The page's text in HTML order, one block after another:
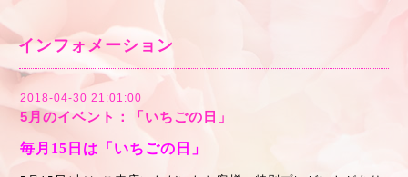
インフォメーション
2018-04-30 21:01:00
5月のイベント：「いちごの日」
毎月15日は「いちごの日」